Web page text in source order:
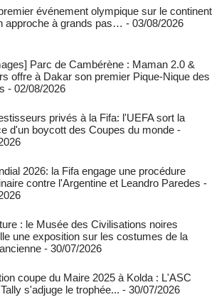
événement olympique sur le continent
approche à grands pas… - 03/08/2026
Parc de Cambérène : Maman 2.0 &
offre à Dakar son premier Pique-Nique des
- 02/08/2026
privés à la Fifa: l'UEFA sort la
d'un boycott des Coupes du monde -
2026: la Fifa engage une procédure
contre l'Argentine et Leandro Paredes -
: le Musée des Civilisations noires
une exposition sur les costumes de la
- 30/07/2026
coupe du Maire 2025 à Kolda : L'ASC
s'adjuge le trophée... - 30/07/2026